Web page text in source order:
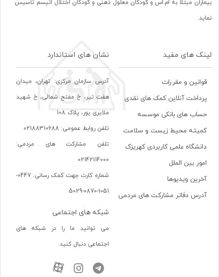
بیماران مبتلا به ام.اس و کودکان معلول ذهنی و کودکان اختلال اتیسم تأسیس
نماید.
لینک های مفید
قوانین و مقررات
پرداخت آنلاین کمک های نقدی
حساب های بانکی موسسه
کمیته محیط زیست و سلامت
دانشگاه علمی کاربردی کهریزک
امور بین الملل
آخرین ویدیوها
آدرس دفاتر مشارکت های مردمی
نشان های استاندارد
آدرس سازمان مرکزی: تهران، ميدان
هفت تير، خ مفتح شمالی، خ شهيد
ملايری پور، پلاک 108
تلفن روابط عمومی: 02188310688
تلفن مشارکت های مردمی:
02142114000
شماره کارت جهت کمک رسانی: 0447-
1051-0870-5029
شبکه های اجتماعی
می توانید ما را در شبکه های
اجتماعی دنبال کنید.